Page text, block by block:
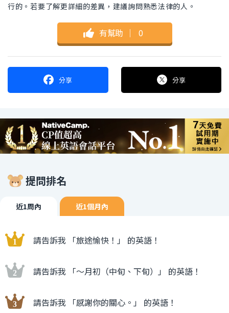
行的。若要了解更詳細的差異，建議詢問熟悉法律的人。
有幫助 ｜ 0
分享 分享
提問排名
近1周內 近1個月內
請告訴我 「旅途愉快！」 的英語！
請告訴我 「〜月初（中旬、下旬）」 的英語！
請告訴我 「感謝你的關心。」 的英語！